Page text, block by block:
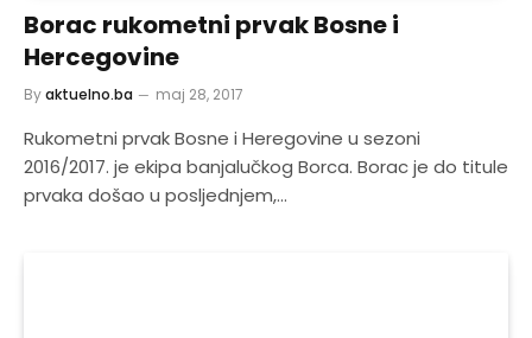
Borac rukometni prvak Bosne i
Hercegovine
Byaktuelno.ba maj 28, 2017
Rukometni prvak Bosne i Heregovine u sezoni
2016/2017. je ekipa banjalučkog Borca. Borac je do titule
prvaka došao u posljednjem,…